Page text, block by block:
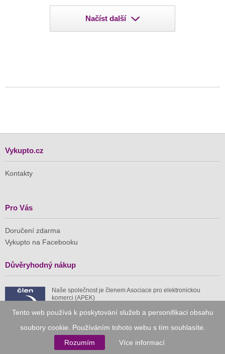
Tento web používá k poskytování služeb a personifikaci obsahu
soubory cookie. Používáním tohoto webu s tím souhlasíte.
Rozumím
Více informací
Načíst další
Vykupto.cz
Kontakty
Pro Vás
Doručení zdarma
Vykupto na Facebooku
Důvěryhodný nákup
Naše společnost je členem Asociace pro elektronickou
komerci (APEK)
Již od roku 2010